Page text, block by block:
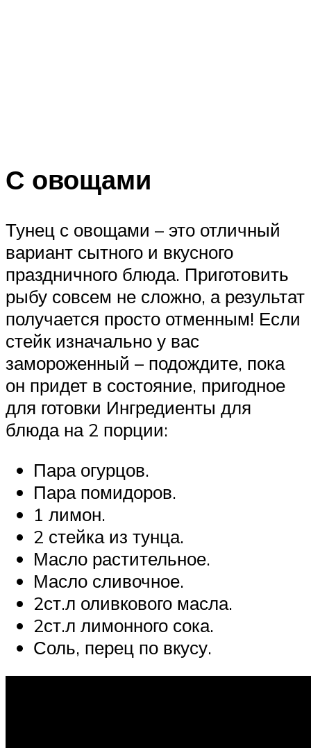
С овощами
Тунец с овощами – это отличный
вариант сытного и вкусного
праздничного блюда. Приготовить
рыбу совсем не сложно, а результат
получается просто отменным! Если
стейк изначально у вас
замороженный – подождите, пока
он придет в состояние, пригодное
для готовки Ингредиенты для
блюда на 2 порции:
Пара огурцов.
Пара помидоров.
1 лимон.
2 стейка из тунца.
Масло растительное.
Масло сливочное.
2ст.л оливкового масла.
2ст.л лимонного сока.
Соль, перец по вкусу.